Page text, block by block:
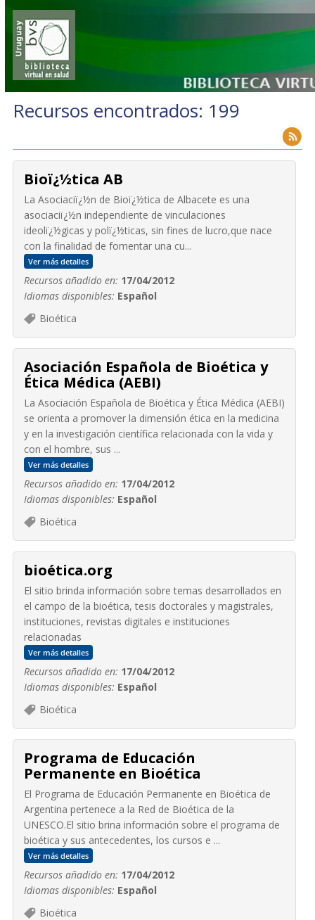
Recursos encontrados: 199
Bioï¿½tica AB
La Asociaciï¿½n de Bioï¿½tica de Albacete es una
asociaciï¿½n independiente de vinculaciones
ideolï¿½gicas y polï¿½ticas, sin fines de lucro,que nace
con la finalidad de fomentar una cu...
Ver más detalles
Recursos añadido en: 17/04/2012
Idiomas disponibles: Español
Bioética
Asociación Española de Bioética y
Ética Médica (AEBI)
La Asociación Española de Bioética y Ética Médica (AEBI)
se orienta a promover la dimensión ética en la medicina
y en la investigación científica relacionada con la vida y
con el hombre, sus ...
Ver más detalles
Recursos añadido en: 17/04/2012
Idiomas disponibles: Español
Bioética
bioética.org
El sitio brinda información sobre temas desarrollados en
el campo de la bioética, tesis doctorales y magistrales,
instituciones, revistas digitales e instituciones
relacionadas
Ver más detalles
Recursos añadido en: 17/04/2012
Idiomas disponibles: Español
Bioética
Programa de Educación
Permanente en Bioética
El Programa de Educación Permanente en Bioética de
Argentina pertenece a la Red de Bioética de la
UNESCO.El sitio brina información sobre el programa de
bioética y sus antecedentes, los cursos e ...
Ver más detalles
Recursos añadido en: 17/04/2012
Idiomas disponibles: Español
Bioética